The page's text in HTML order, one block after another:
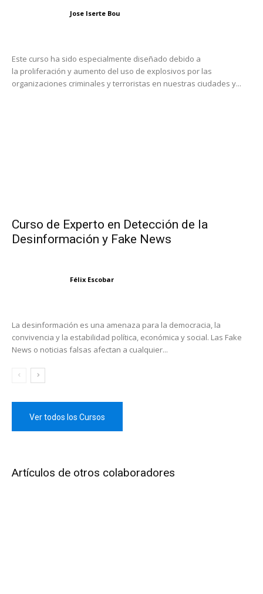
Jose Iserte Bou
Este curso ha sido especialmente diseñado debido a
la proliferación y aumento del uso de explosivos por las
organizaciones criminales y terroristas en nuestras ciudades y...
Curso de Experto en Detección de la
Desinformación y Fake News
Félix Escobar
La desinformación es una amenaza para la democracia, la
convivencia y la estabilidad política, económica y social. Las Fake
News o noticias falsas afectan a cualquier...
Ver todos los Cursos
Artículos de otros colaboradores